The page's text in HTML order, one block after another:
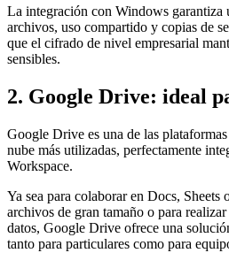
La integración con Windows garantiza
archivos, uso compartido y copias de
que el cifrado de nivel empresarial
sensibles.
2. Google Drive: ideal
Google Drive es una de las
nube más utilizadas, perfectamente
Workspace.
Ya sea para colaborar en Docs, Sheets
archivos de gran tamaño o para
datos, Google Drive ofrece una
tanto para particulares como para